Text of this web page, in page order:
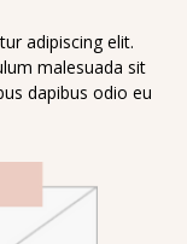
adipiscing elit.
malesuada sit
dapibus odio eu